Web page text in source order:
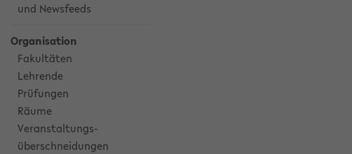
und Newsfeeds
Organisation
Fakultäten
Lehrende
Prüfungen
Räume
Veranstaltungs-
überschneidungen